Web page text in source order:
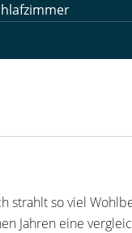
strahlt so viel
Jahren eine